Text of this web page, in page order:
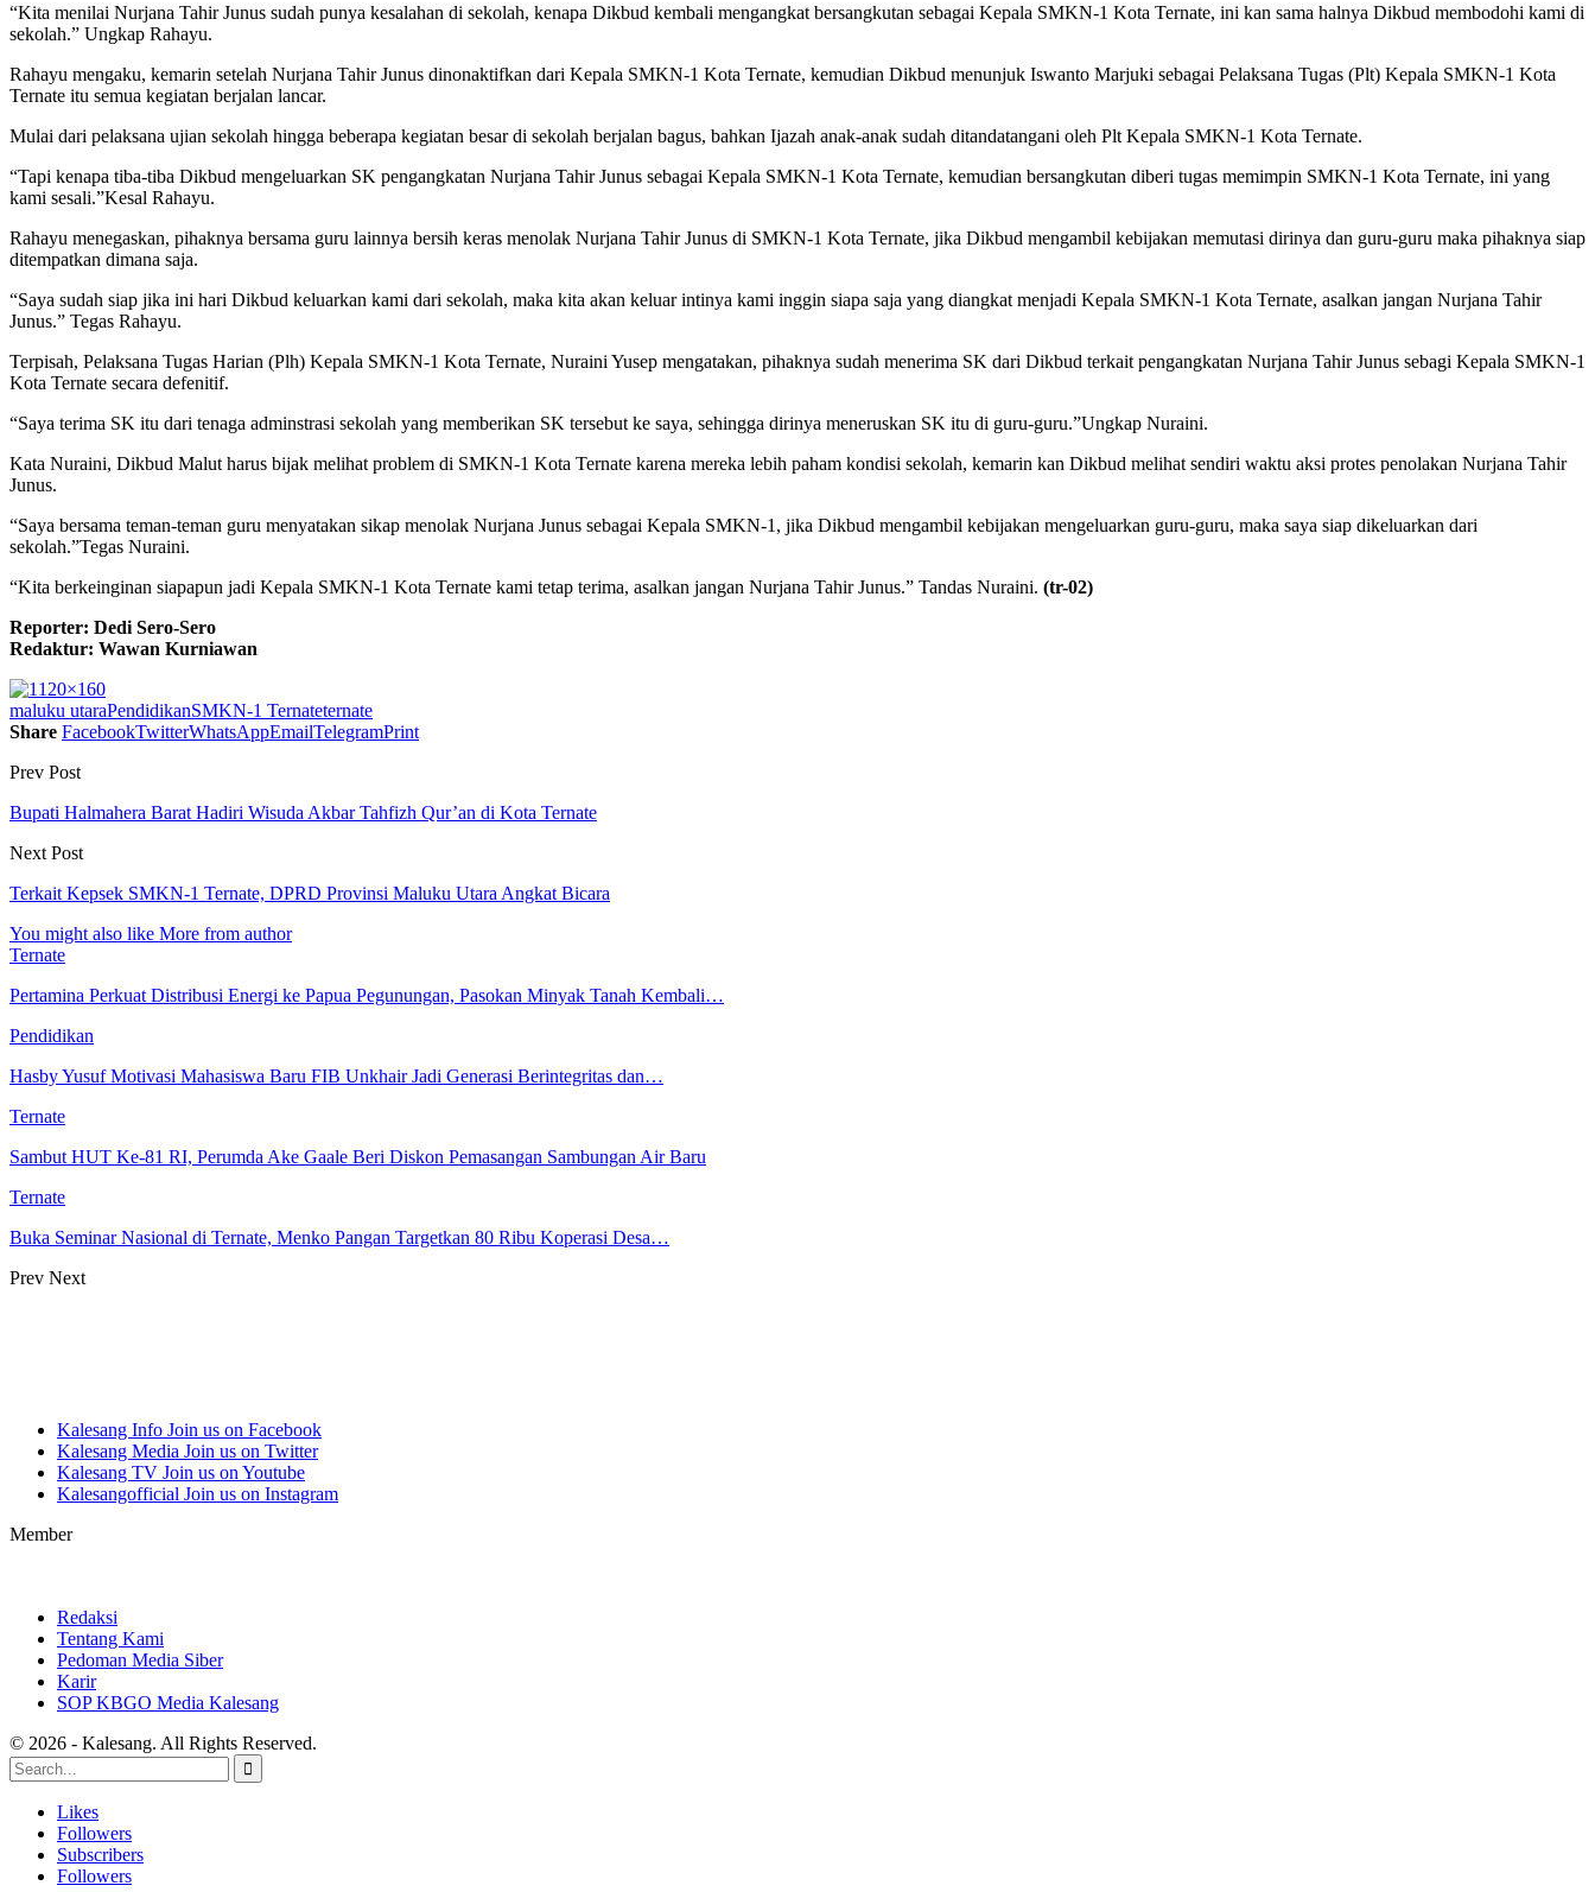
“Kita menilai Nurjana Tahir Junus sudah punya kesalahan di sekolah, kenapa Dikbud kembali mengangkat bersangkutan sebagai Kepala SMKN-1 Kota Ternate, ini kan sama halnya Dikbud membodohi kami di
sekolah.” Ungkap Rahayu.
Rahayu mengaku, kemarin setelah Nurjana Tahir Junus dinonaktifkan dari Kepala SMKN-1 Kota Ternate, kemudian Dikbud menunjuk Iswanto Marjuki sebagai Pelaksana Tugas (Plt) Kepala SMKN-1 Kota
Ternate itu semua kegiatan berjalan lancar.
Mulai dari pelaksana ujian sekolah hingga beberapa kegiatan besar di sekolah berjalan bagus, bahkan Ijazah anak-anak sudah ditandatangani oleh Plt Kepala SMKN-1 Kota Ternate.
“Tapi kenapa tiba-tiba Dikbud mengeluarkan SK pengangkatan Nurjana Tahir Junus sebagai Kepala SMKN-1 Kota Ternate, kemudian bersangkutan diberi tugas memimpin SMKN-1 Kota Ternate, ini yang
kami sesali.”Kesal Rahayu.
Rahayu menegaskan, pihaknya bersama guru lainnya bersih keras menolak Nurjana Tahir Junus di SMKN-1 Kota Ternate, jika Dikbud mengambil kebijakan memutasi dirinya dan guru-guru maka pihaknya siap
ditempatkan dimana saja.
“Saya sudah siap jika ini hari Dikbud keluarkan kami dari sekolah, maka kita akan keluar intinya kami inggin siapa saja yang diangkat menjadi Kepala SMKN-1 Kota Ternate, asalkan jangan Nurjana Tahir
Junus.” Tegas Rahayu.
Terpisah, Pelaksana Tugas Harian (Plh) Kepala SMKN-1 Kota Ternate, Nuraini Yusep mengatakan, pihaknya sudah menerima SK dari Dikbud terkait pengangkatan Nurjana Tahir Junus sebagi Kepala SMKN-1
Kota Ternate secara defenitif.
“Saya terima SK itu dari tenaga adminstrasi sekolah yang memberikan SK tersebut ke saya, sehingga dirinya meneruskan SK itu di guru-guru.”Ungkap Nuraini.
Kata Nuraini, Dikbud Malut harus bijak melihat problem di SMKN-1 Kota Ternate karena mereka lebih paham kondisi sekolah, kemarin kan Dikbud melihat sendiri waktu aksi protes penolakan Nurjana Tahir
Junus.
“Saya bersama teman-teman guru menyatakan sikap menolak Nurjana Junus sebagai Kepala SMKN-1, jika Dikbud mengambil kebijakan mengeluarkan guru-guru, maka saya siap dikeluarkan dari
sekolah.”Tegas Nuraini.
“Kita berkeinginan siapapun jadi Kepala SMKN-1 Kota Ternate kami tetap terima, asalkan jangan Nurjana Tahir Junus.” Tandas Nuraini. (tr-02)
Reporter: Dedi Sero-Sero
Redaktur: Wawan Kurniawan
maluku utaraPendidikanSMKN-1 Ternateternate
Share FacebookTwitterWhatsAppEmailTelegramPrint
Prev Post
Bupati Halmahera Barat Hadiri Wisuda Akbar Tahfizh Qur’an di Kota Ternate
Next Post
Terkait Kepsek SMKN-1 Ternate, DPRD Provinsi Maluku Utara Angkat Bicara
You might also like More from author
Ternate
Pertamina Perkuat Distribusi Energi ke Papua Pegunungan, Pasokan Minyak Tanah Kembali…
Pendidikan
Hasby Yusuf Motivasi Mahasiswa Baru FIB Unkhair Jadi Generasi Berintegritas dan…
Ternate
Sambut HUT Ke-81 RI, Perumda Ake Gaale Beri Diskon Pemasangan Sambungan Air Baru
Ternate
Buka Seminar Nasional di Ternate, Menko Pangan Targetkan 80 Ribu Koperasi Desa…
Prev Next
Kalesang Info Join us on Facebook
Kalesang Media Join us on Twitter
Kalesang TV Join us on Youtube
Kalesangofficial Join us on Instagram
Member
Redaksi
Tentang Kami
Pedoman Media Siber
Karir
SOP KBGO Media Kalesang
© 2026 - Kalesang. All Rights Reserved.
Likes
Followers
Subscribers
Followers